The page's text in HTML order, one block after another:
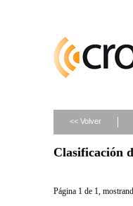
<< Volver
Clasificación
Página 1 de 1,